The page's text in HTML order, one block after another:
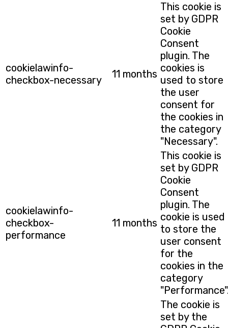
cookielawinfo-
checkbox-necessary
11 months
This cookie is
set by GDPR
Cookie
Consent
plugin. The
cookies is
used to store
the user
consent for
the cookies in
the category
"Necessary".
cookielawinfo-
checkbox-
performance
11 months
This cookie is
set by GDPR
Cookie
Consent
plugin. The
cookie is used
to store the
user consent
for the
cookies in the
category
The cookie is
set by the